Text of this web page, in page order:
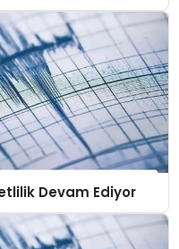
Devam Ediyor